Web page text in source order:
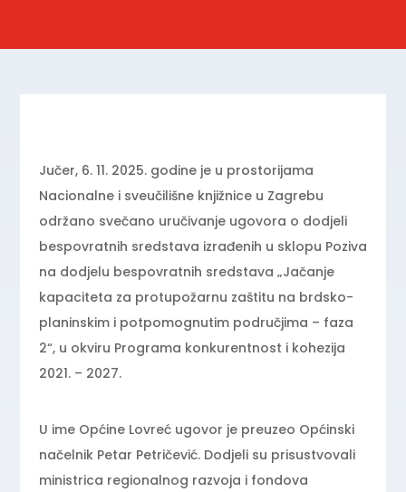
Jučer, 6. 11. 2025. godine je u prostorijama
Nacionalne i sveučilišne knjižnice u Zagrebu
održano svečano uručivanje ugovora o dodjeli
bespovratnih sredstava izrađenih u sklopu Poziva
na dodjelu bespovratnih sredstava „Jačanje
kapaciteta za protupožarnu zaštitu na brdsko-
planinskim i potpomognutim područjima – faza
2“, u okviru Programa konkurentnost i kohezija
2021. – 2027.
U ime Općine Lovreć ugovor je preuzeo Općinski
načelnik Petar Petričević. Dodjeli su prisustvovali
ministrica regionalnog razvoja i fondova